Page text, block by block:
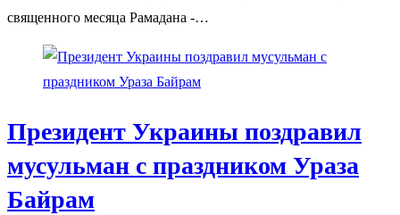
священного месяца Рамадана -…
Президент Украины поздравил
мусульман с праздником Ураза
Байрам